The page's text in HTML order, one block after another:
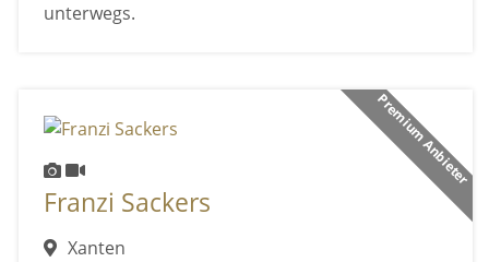
unterwegs.
Premium Anbieter
Franzi Sackers
Xanten